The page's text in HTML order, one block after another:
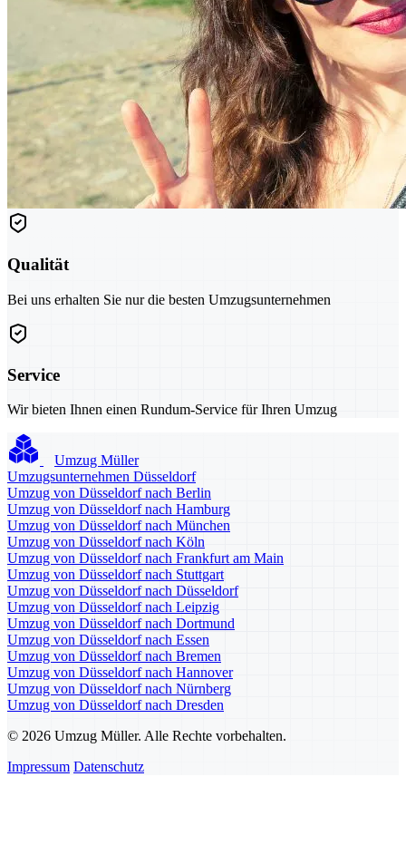
Qualität
Bei uns erhalten Sie nur die besten Umzugsunternehmen
Service
Wir bieten Ihnen einen Rundum-Service für Ihren Umzug
Umzug Müller
Umzugsunternehmen Düsseldorf
Umzug von Düsseldorf nach Berlin
Umzug von Düsseldorf nach Hamburg
Umzug von Düsseldorf nach München
Umzug von Düsseldorf nach Köln
Umzug von Düsseldorf nach Frankfurt am Main
Umzug von Düsseldorf nach Stuttgart
Umzug von Düsseldorf nach Düsseldorf
Umzug von Düsseldorf nach Leipzig
Umzug von Düsseldorf nach Dortmund
Umzug von Düsseldorf nach Essen
Umzug von Düsseldorf nach Bremen
Umzug von Düsseldorf nach Hannover
Umzug von Düsseldorf nach Nürnberg
Umzug von Düsseldorf nach Dresden
© 2026 Umzug Müller. Alle Rechte vorbehalten.
Impressum Datenschutz